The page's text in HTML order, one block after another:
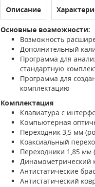
Описание
Основные возможности:
Возможность
Дополнительный
Программа для
стандартную
Программа для
комплектацию
Комплектация
Клавиатура с
Компьютерная
Переходник 3,5 мм
Коаксиальный
Переходники 1,85 мм
Динамометрический
Антистатические
Антистатический